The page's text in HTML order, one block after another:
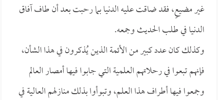
غير مضيعٍ، فقد ضاقت عليه الدنيا بما رحبت بعد أن طاف آفاق
الدنيا في طلب الحديث وجمعه.
وكذلك كان عدد كبير من الأئمة الذين يُذكرون في هذا الشأن،
فإنهم تبعوا في رحلاتهم العلمية التي جابوا فيها أمصار العالم
وجمعوا فيها أطراف هذا العلم، وتبوأوا بذلك منازلهم العالية في